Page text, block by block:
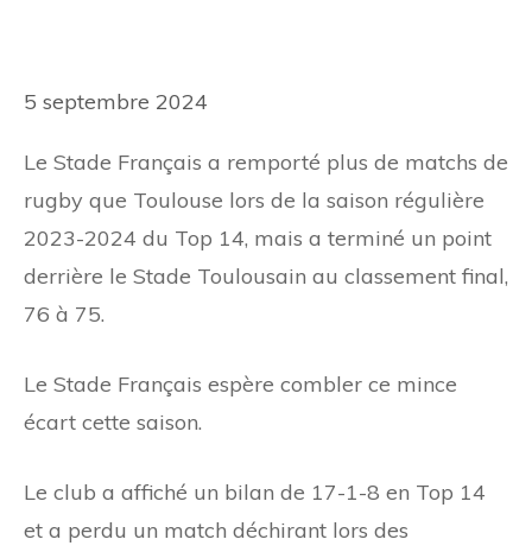
5 septembre 2024
Le Stade Français a remporté plus de matchs de
rugby que Toulouse lors de la saison régulière
2023-2024 du Top 14, mais a terminé un point
derrière le Stade Toulousain au classement final,
76 à 75.
Le Stade Français espère combler ce mince
écart cette saison.
Le club a affiché un bilan de 17-1-8 en Top 14
et a perdu un match déchirant lors des